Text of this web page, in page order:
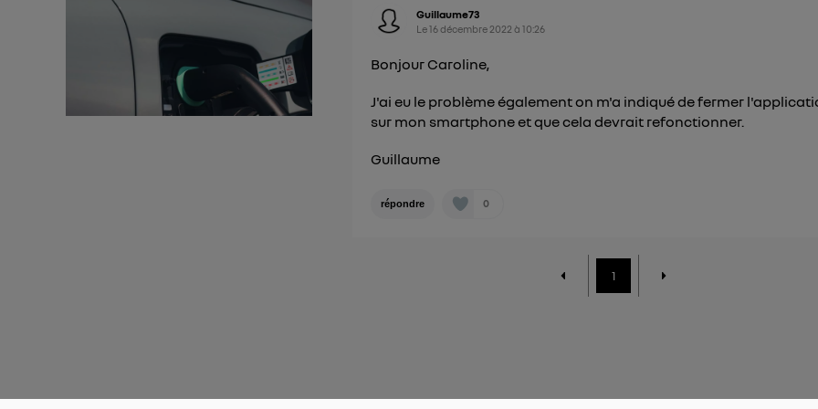
Guillaume73
Le16 décembre 2022 à10:26
Bonjour Caroline,
J'ai eu le problème également on m'a indiqué de fermer
sur mon smartphone et que cela devrait refonctionner.
Guillaume
répondre 0
1